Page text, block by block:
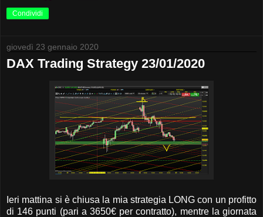
Condividi
giovedì 23 gennaio 2020
DAX Trading Strategy 23/01/2020
Ieri mattina si è chiusa la mia strategia LONG con un profitto
di 146 punti (pari a 3650€ per contratto), mentre la giornata